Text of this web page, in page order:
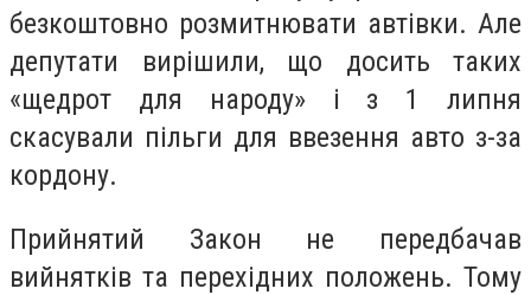
безкоштовно розмитнювати автівки. Але
депутати вирішили, що досить таких
«щедрот для народу» і з 1 липня
скасували пільги для ввезення авто з-за
кордону.
Прийнятий Закон не передбачав
вийнятків та перехідних положень. Тому